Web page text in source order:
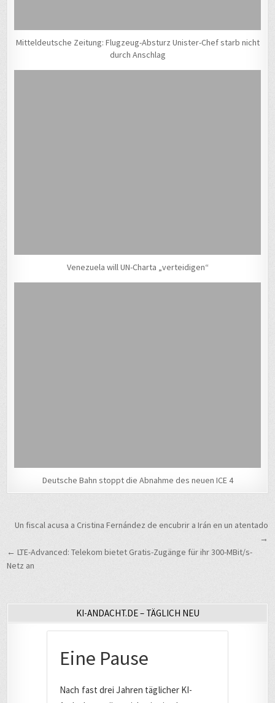
Mitteldeutsche Zeitung: Flugzeug-Absturz Unister-Chef starb nicht
durch Anschlag
Venezuela will UN-Charta „verteidigen“
Deutsche Bahn stoppt die Abnahme des neuen ICE 4
Beitragsnavigation
Un fiscal acusa a Cristina Fernández de encubrir a Irán en un atentado
→
← LTE-Advanced: Telekom bietet Gratis-Zugänge für ihr 300-MBit/s-
Netz an
KI-ANDACHT.DE – TÄGLICH NEU